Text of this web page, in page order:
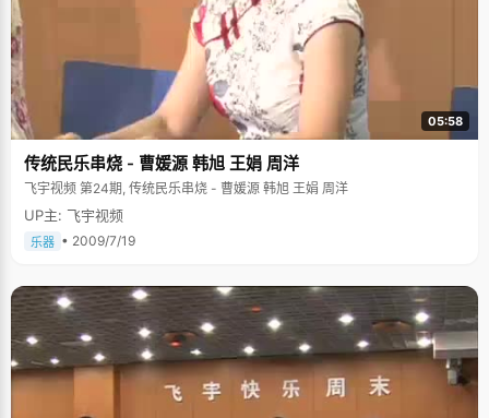
05:58
传统民乐串烧 - 曹媛源 韩旭 王娟 周洋
飞宇视频 第24期, 传统民乐串烧 - 曹媛源 韩旭 王娟 周洋
UP主: 飞宇视频
乐器 • 2009/7/19